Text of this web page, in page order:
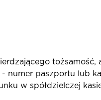
tożsamość,
- numer paszportu lub
w spółdzielczej